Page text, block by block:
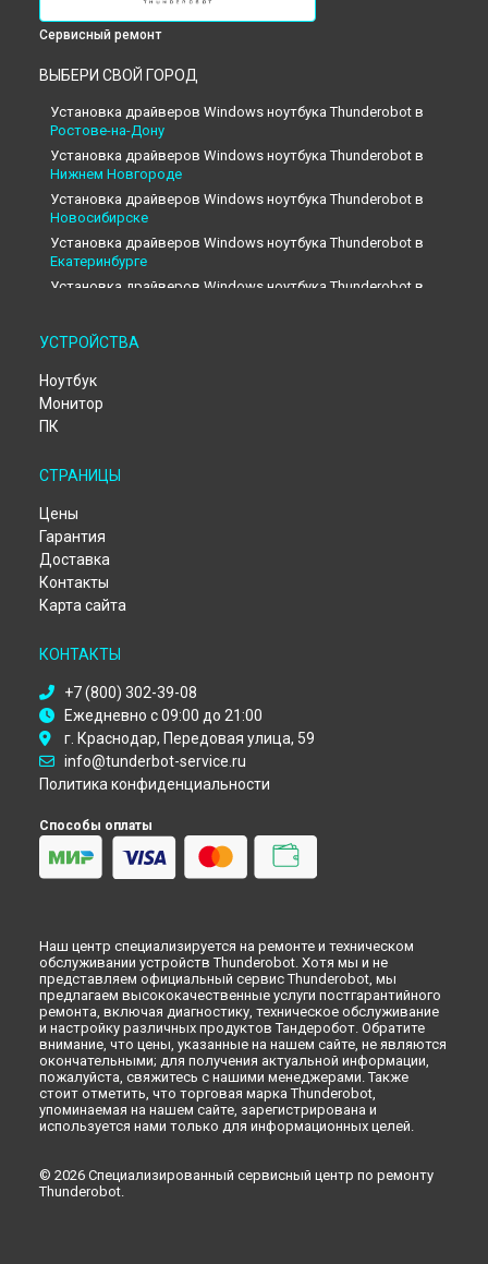
Сервисный ремонт
ВЫБЕРИ СВОЙ ГОРОД
Установка драйверов Windows ноутбука Thunderobot в
Ростове-на-Дону
Установка драйверов Windows ноутбука Thunderobot в
Нижнем Новгороде
Установка драйверов Windows ноутбука Thunderobot в
Новосибирске
Установка драйверов Windows ноутбука Thunderobot в
Екатеринбурге
Установка драйверов Windows ноутбука Thunderobot в
Установка драйверов Windows ноутбука Thunderobot в
Москве
Установка драйверов Windows ноутбука Thunderobot в
Санкт-Петербурге
УСТРОЙСТВА
Ноутбук
Монитор
ПК
СТРАНИЦЫ
Цены
Гарантия
Доставка
Контакты
Карта сайта
КОНТАКТЫ
+7 (800) 302-39-08
Ежедневно с 09:00 до 21:00
г. Краснодар, Передовая улица, 59
info@tunderbot-service.ru
Политика конфиденциальности
Способы оплаты
Наш центр специализируется на ремонте и техническом
обслуживании устройств Thunderobot. Хотя мы и не
представляем официальный сервис Thunderobot, мы
предлагаем высококачественные услуги постгарантийного
ремонта, включая диагностику, техническое обслуживание
и настройку различных продуктов Тандеробот. Обратите
внимание, что цены, указанные на нашем сайте, не являются
окончательными; для получения актуальной информации,
пожалуйста, свяжитесь с нашими менеджерами. Также
стоит отметить, что торговая марка Thunderobot,
упоминаемая на нашем сайте, зарегистрирована и
используется нами только для информационных целей.
© 2026 Специализированный сервисный центр по ремонту
Thunderobot.